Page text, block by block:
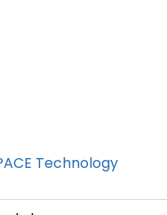
Technology